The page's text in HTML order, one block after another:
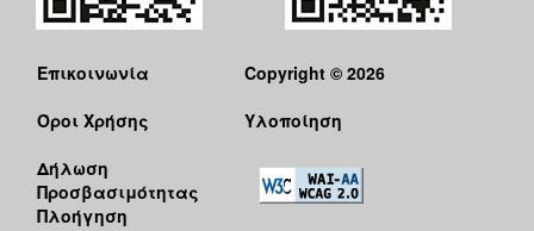
Επικοινωνία
Όροι Χρήσης
Δήλωση
Προσβασιμότητας
Πλοήγηση
Copyright © 2026
Υλοποίηση